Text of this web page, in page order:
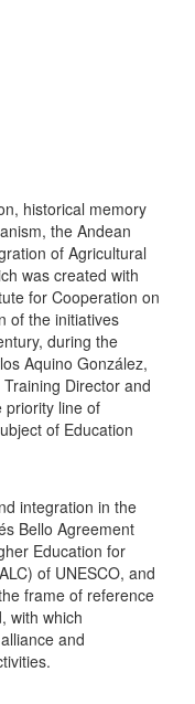
historical memory
the Andean
of Agricultural
was created with
for Cooperation on
of the initiatives
during the
Aquino González,
Director and
priority line of
of Education
integration in the
Bello Agreement
Education for
of UNESCO, and
frame of reference
with which
and